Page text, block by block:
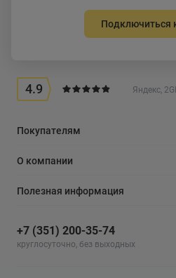
Подключиться
4.9 Яндекс,
Покупателям
О компании
Полезная информация
+7 (351) 200-35-74
круглосуточно, без выходных